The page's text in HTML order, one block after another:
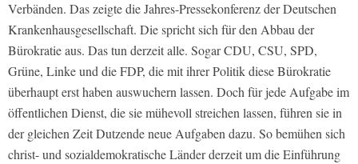
Verbänden. Das zeigte die Jahres-Pressekonferenz der Deutschen
Krankenhausgesellschaft. Die spricht sich für den Abbau der
Bürokratie aus. Das tun derzeit alle. Sogar CDU, CSU, SPD,
Grüne, Linke und die FDP, die mit ihrer Politik diese Bürokratie
überhaupt erst haben auswuchern lassen. Doch für jede Aufgabe im
öffentlichen Dienst, die sie mühevoll streichen lassen, führen sie in
der gleichen Zeit Dutzende neue Aufgaben dazu. So bemühen sich
christ- und sozialdemokratische Länder derzeit um die Einführung